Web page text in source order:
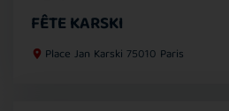
FÊTE KARSKI
Place Jan Karski 75010 Paris